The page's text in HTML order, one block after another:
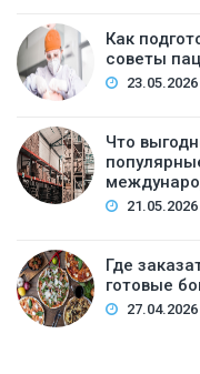
Как
советы
23.05.2026
Что
21.05.2026
Где
готовые
27.04.2026